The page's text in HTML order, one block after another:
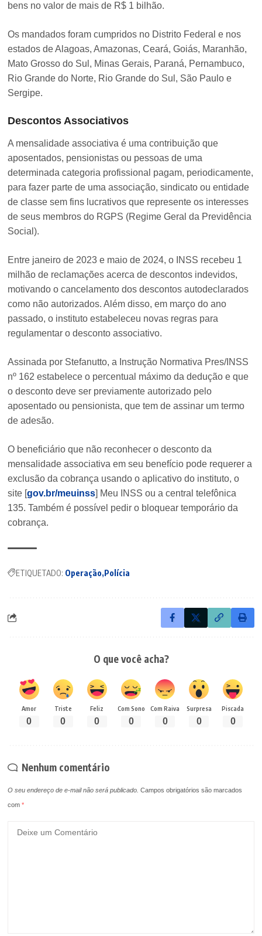
bens no valor de mais de R$ 1 bilhão.
Os mandados foram cumpridos no Distrito Federal e nos
estados de Alagoas, Amazonas, Ceará, Goiás, Maranhão,
Mato Grosso do Sul, Minas Gerais, Paraná, Pernambuco,
Rio Grande do Norte, Rio Grande do Sul, São Paulo e
Sergipe.
Descontos Associativos
A mensalidade associativa é uma contribuição que
aposentados, pensionistas ou pessoas de uma
determinada categoria profissional pagam, periodicamente,
para fazer parte de uma associação, sindicato ou entidade
de classe sem fins lucrativos que represente os interesses
de seus membros do RGPS (Regime Geral da Previdência
Social).
Entre janeiro de 2023 e maio de 2024, o INSS recebeu 1
milhão de reclamações acerca de descontos indevidos,
motivando o cancelamento dos descontos autodeclarados
como não autorizados. Além disso, em março do ano
passado, o instituto estabeleceu novas regras para
regulamentar o desconto associativo.
Assinada por Stefanutto, a Instrução Normativa Pres/INSS
nº 162 estabelece o percentual máximo da dedução e que
o desconto deve ser previamente autorizado pelo
aposentado ou pensionista, que tem de assinar um termo
de adesão.
O beneficiário que não reconhecer o desconto da
mensalidade associativa em seu benefício pode requerer a
exclusão da cobrança usando o aplicativo do instituto, o
site [gov.br/meuinss] Meu INSS ou a central telefônica
135. Também é possível pedir o bloquear temporário da
cobrança.
ETIQUETADO: Operação Polícia
O que você acha?
Amor
0
Triste
0
Feliz
0
Com Sono
0
Com Raiva
0
Surpresa
0
Piscada
0
Nenhum comentário
O seu endereço de e-mail não será publicado. Campos obrigatórios são marcados
com*